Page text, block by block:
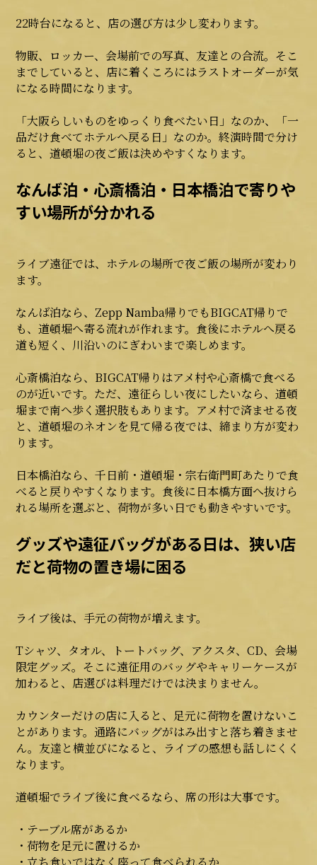
22時台になると、店の選び方は少し変わります。
物販、ロッカー、会場前での写真、友達との合流。そこ
までしていると、店に着くころにはラストオーダーが気
になる時間になります。
「大阪らしいものをゆっくり食べたい日」なのか、「一
品だけ食べてホテルへ戻る日」なのか。終演時間で分け
ると、道頓堀の夜ご飯は決めやすくなります。
なんば泊・心斎橋泊・日本橋泊で寄りや
すい場所が分かれる
ライブ遠征では、ホテルの場所で夜ご飯の場所が変わり
ます。
なんば泊なら、Zepp Namba帰りでもBIGCAT帰りで
も、道頓堀へ寄る流れが作れます。食後にホテルへ戻る
道も短く、川沿いのにぎわいまで楽しめます。
心斎橋泊なら、BIGCAT帰りはアメ村や心斎橋で食べる
のが近いです。ただ、遠征らしい夜にしたいなら、道頓
堀まで南へ歩く選択肢もあります。アメ村で済ませる夜
と、道頓堀のネオンを見て帰る夜では、締まり方が変わ
ります。
日本橋泊なら、千日前・道頓堀・宗右衛門町あたりで食
べると戻りやすくなります。食後に日本橋方面へ抜けら
れる場所を選ぶと、荷物が多い日でも動きやすいです。
グッズや遠征バッグがある日は、狭い店
だと荷物の置き場に困る
ライブ後は、手元の荷物が増えます。
Tシャツ、タオル、トートバッグ、アクスタ、CD、会場
限定グッズ。そこに遠征用のバッグやキャリーケースが
加わると、店選びは料理だけでは決まりません。
カウンターだけの店に入ると、足元に荷物を置けないこ
とがあります。通路にバッグがはみ出すと落ち着きませ
ん。友達と横並びになると、ライブの感想も話しにくく
なります。
道頓堀でライブ後に食べるなら、席の形は大事です。
・テーブル席があるか
・荷物を足元に置けるか